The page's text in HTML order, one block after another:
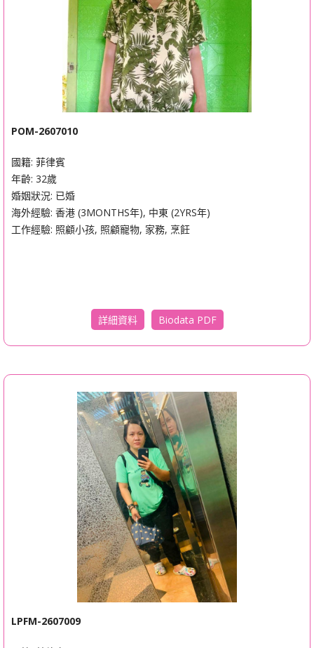
POM-2607010
國籍: 菲律賓
年齡: 32歲
婚姻狀況: 已婚
海外經驗: 香港 (3MONTHS年), 中東 (2YRS年)
工作經驗: 照顧小孩, 照顧寵物, 家務, 烹飪
詳細資料 Biodata PDF
LPFM-2607009